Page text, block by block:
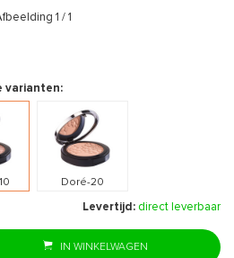
1 / 1
varianten:
Doré-20
Levertijd: direct leverbaar
IN WINKELWAGEN